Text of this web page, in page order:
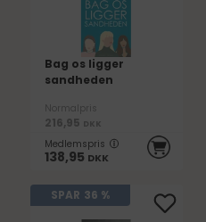
Bag os ligger
sandheden
Normalpris
216,95 DKK
Medlemspris
138,95 DKK
SPAR 36 %